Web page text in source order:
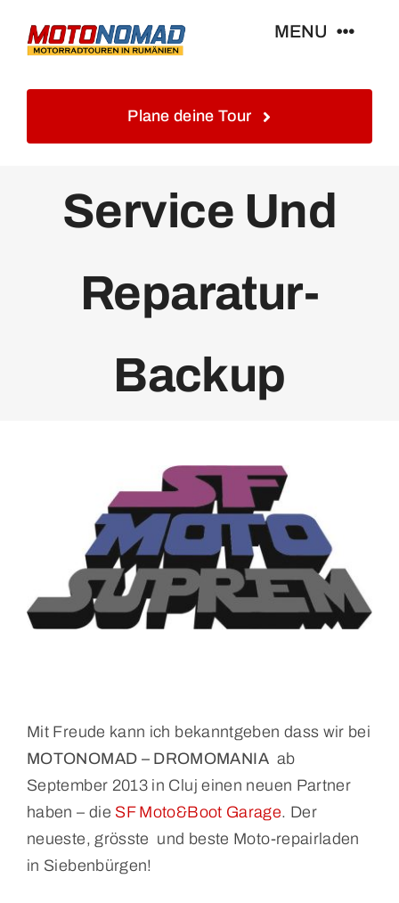
MENU
Touren&Reisen
Blog&Gästebuch
Plane deine Tour
Service Und
Reparatur-
Backup
Mit Freude kann ich bekanntgeben dass wir bei
MOTONOMAD – DROMOMANIAab
September 2013 in Cluj einen neuen Partner
haben – die SF Moto&Boot Garage. Der
neueste, grösste und beste Moto-repairladen
in Siebenbürgen!